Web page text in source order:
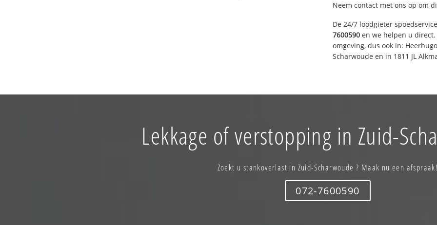
Neem contact met ons op om
De 24/7 loodgieter
7600590 en we helpen u
omgeving, dus ook in:
Scharwoude en in 1811 JL
Lekkage of verstopping in Zuid-
Zoekt u stankoverlast in Zuid-Scharwoude ? Maak nu een afspraak!
072-7600590